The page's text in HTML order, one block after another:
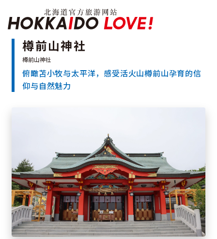
特辑
旅游景点
温泉
北海道简介
按旅游主题搜索
享受雨天
七个国立公园
邂逅美景
基础知识
樽前山神社
俯瞰苫小牧与太平洋，感受活火山樽前山孕育的信
仰与自然魅力